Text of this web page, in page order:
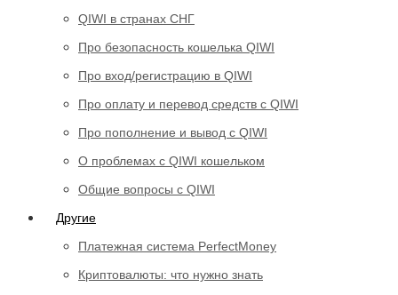
QIWI в странах СНГ
Про безопасность кошелька QIWI
Про вход/регистрацию в QIWI
Про оплату и перевод средств c QIWI
Про пополнение и вывод с QIWI
О проблемах с QIWI кошельком
Общие вопросы с QIWI
Другие
Платежная система PerfectMoney
Криптовалюты: что нужно знать